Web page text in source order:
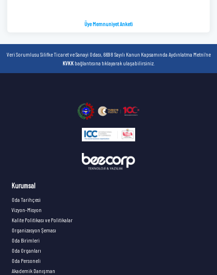
Üye Memnuniyet Anketi
Veri Sorumlusu Silifke Ticaret ve Sanayi Odası, 6698 Sayılı Kanun Kapsamında Aydınlatma Metni'ne
KVKK bağlantısına tıklayarak ulaşabilirsiniz.
Kurumsal
Oda Tarihçesi
Vizyon-Misyon
Kalite Politikası ve Politikalar
Organizasyon Şeması
Oda Birimleri
Oda Organları
Oda Personeli
Akademik Danışman